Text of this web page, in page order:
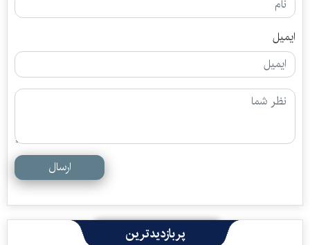
ایمیل
ارسال
پربازدیدترین